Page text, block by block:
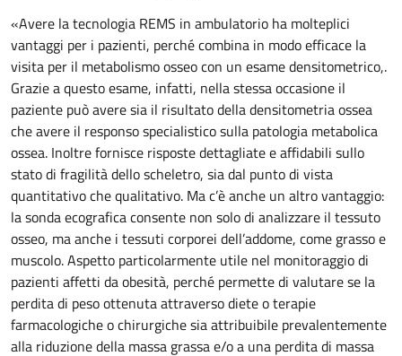
«Avere la tecnologia REMS in ambulatorio ha molteplici
vantaggi per i pazienti, perché combina in modo efficace la
visita per il metabolismo osseo con un esame densitometrico,.
Grazie a questo esame, infatti, nella stessa occasione il
paziente può avere sia il risultato della densitometria ossea
che avere il responso specialistico sulla patologia metabolica
ossea. Inoltre fornisce risposte dettagliate e affidabili sullo
stato di fragilità dello scheletro, sia dal punto di vista
quantitativo che qualitativo. Ma c’è anche un altro vantaggio:
la sonda ecografica consente non solo di analizzare il tessuto
osseo, ma anche i tessuti corporei dell’addome, come grasso e
muscolo. Aspetto particolarmente utile nel monitoraggio di
pazienti affetti da obesità, perché permette di valutare se la
perdita di peso ottenuta attraverso diete o terapie
farmacologiche o chirurgiche sia attribuibile prevalentemente
alla riduzione della massa grassa e/o a una perdita di massa